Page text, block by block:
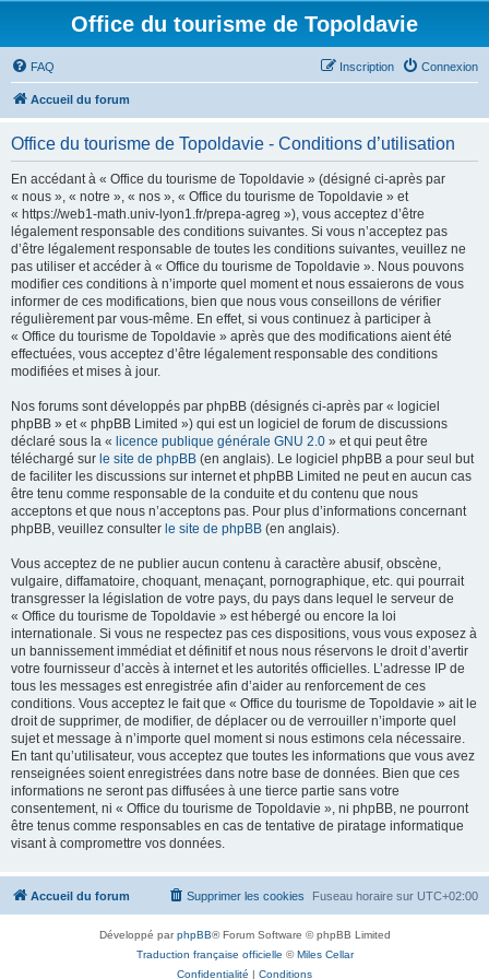
Office du tourisme de Topoldavie
FAQ Connexion
Inscription
Accueil du forum
Office du tourisme de Topoldavie - Conditions d’utilisation
En accédant à « Office du tourisme de Topoldavie » (désigné ci-après par
« nous », « notre », « nos », « Office du tourisme de Topoldavie » et
« https://web1-math.univ-lyon1.fr/prepa-agreg »), vous acceptez d’être
légalement responsable des conditions suivantes. Si vous n’acceptez pas
d’être légalement responsable de toutes les conditions suivantes, veuillez ne
pas utiliser et accéder à « Office du tourisme de Topoldavie ». Nous pouvons
modifier ces conditions à n’importe quel moment et nous essaierons de vous
informer de ces modifications, bien que nous vous conseillons de vérifier
régulièrement par vous-même. En effet, si vous continuez à participer à
« Office du tourisme de Topoldavie » après que des modifications aient été
effectuées, vous acceptez d’être légalement responsable des conditions
modifiées et mises à jour.
Nos forums sont développés par phpBB (désignés ci-après par « logiciel
phpBB » et « phpBB Limited ») qui est un logiciel de forum de discussions
déclaré sous la « licence publique générale GNU 2.0 » et qui peut être
téléchargé sur le site de phpBB (en anglais). Le logiciel phpBB a pour seul but
de faciliter les discussions sur internet et phpBB Limited ne peut en aucun cas
être tenu comme responsable de la conduite et du contenu que nous
acceptons et que nous n’acceptons pas. Pour plus d’informations concernant
phpBB, veuillez consulter le site de phpBB (en anglais).
Vous acceptez de ne publier aucun contenu à caractère abusif, obscène,
vulgaire, diffamatoire, choquant, menaçant, pornographique, etc. qui pourrait
transgresser la législation de votre pays, du pays dans lequel le serveur de
« Office du tourisme de Topoldavie » est hébergé ou encore la loi
internationale. Si vous ne respectez pas ces dispositions, vous vous exposez à
un bannissement immédiat et définitif et nous nous réservons le droit d’avertir
votre fournisseur d’accès à internet et les autorités officielles. L’adresse IP de
tous les messages est enregistrée afin d’aider au renforcement de ces
conditions. Vous acceptez le fait que « Office du tourisme de Topoldavie » ait le
droit de supprimer, de modifier, de déplacer ou de verrouiller n’importe quel
sujet et message à n’importe quel moment si nous estimons cela nécessaire.
En tant qu’utilisateur, vous acceptez que toutes les informations que vous avez
renseignées soient enregistrées dans notre base de données. Bien que ces
informations ne seront pas diffusées à une tierce partie sans votre
consentement, ni « Office du tourisme de Topoldavie », ni phpBB, ne pourront
être tenus comme responsables en cas de tentative de piratage informatique
visant à compromettre vos données.
Accueil du forum Fuseau horaire sur UTC+02:00
Supprimer les cookies
Développé parphpBB® Forum Software © phpBB Limited
Traduction française officielle ©Miles Cellar
Confidentialité | Conditions